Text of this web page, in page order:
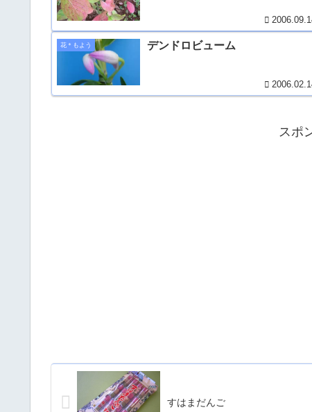
花＊もよう デンドロビューム
スポ
すはまだんご